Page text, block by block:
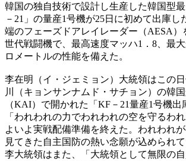
韓国の独自技術で設計し生産した韓国型
－21」の量産1号機が25日に初めて出庫し
端のフェーズドアレイレーダー（AESA）
世代戦闘機で、最高速度マッハ1．8、最
ロメートルの性能を備えた。
李在明（イ・ジェミョン）大統領はこの
川（キョンサンナムド・サチョン）の韓
（KAI）で開かれた「KF－21量産1号機出
「われわれの力でわれわれの空を守るわ
よいよ実戦配備準備を終えた。われわれ
見てきた自主国防の熱い念願が込められて
李大統領はまた、「大統領として無限の